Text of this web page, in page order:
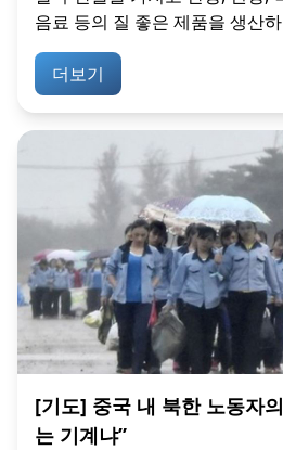
음료 등의 질 좋은 제품을 생산
더보기
[기도] 중국 내 북한 노동자
는 기계냐”